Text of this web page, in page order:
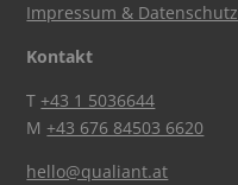
Impressum & Datenschutz
Kontakt
T+43 1 5036644
M+43 676 84503 6620
hello@qualiant.at